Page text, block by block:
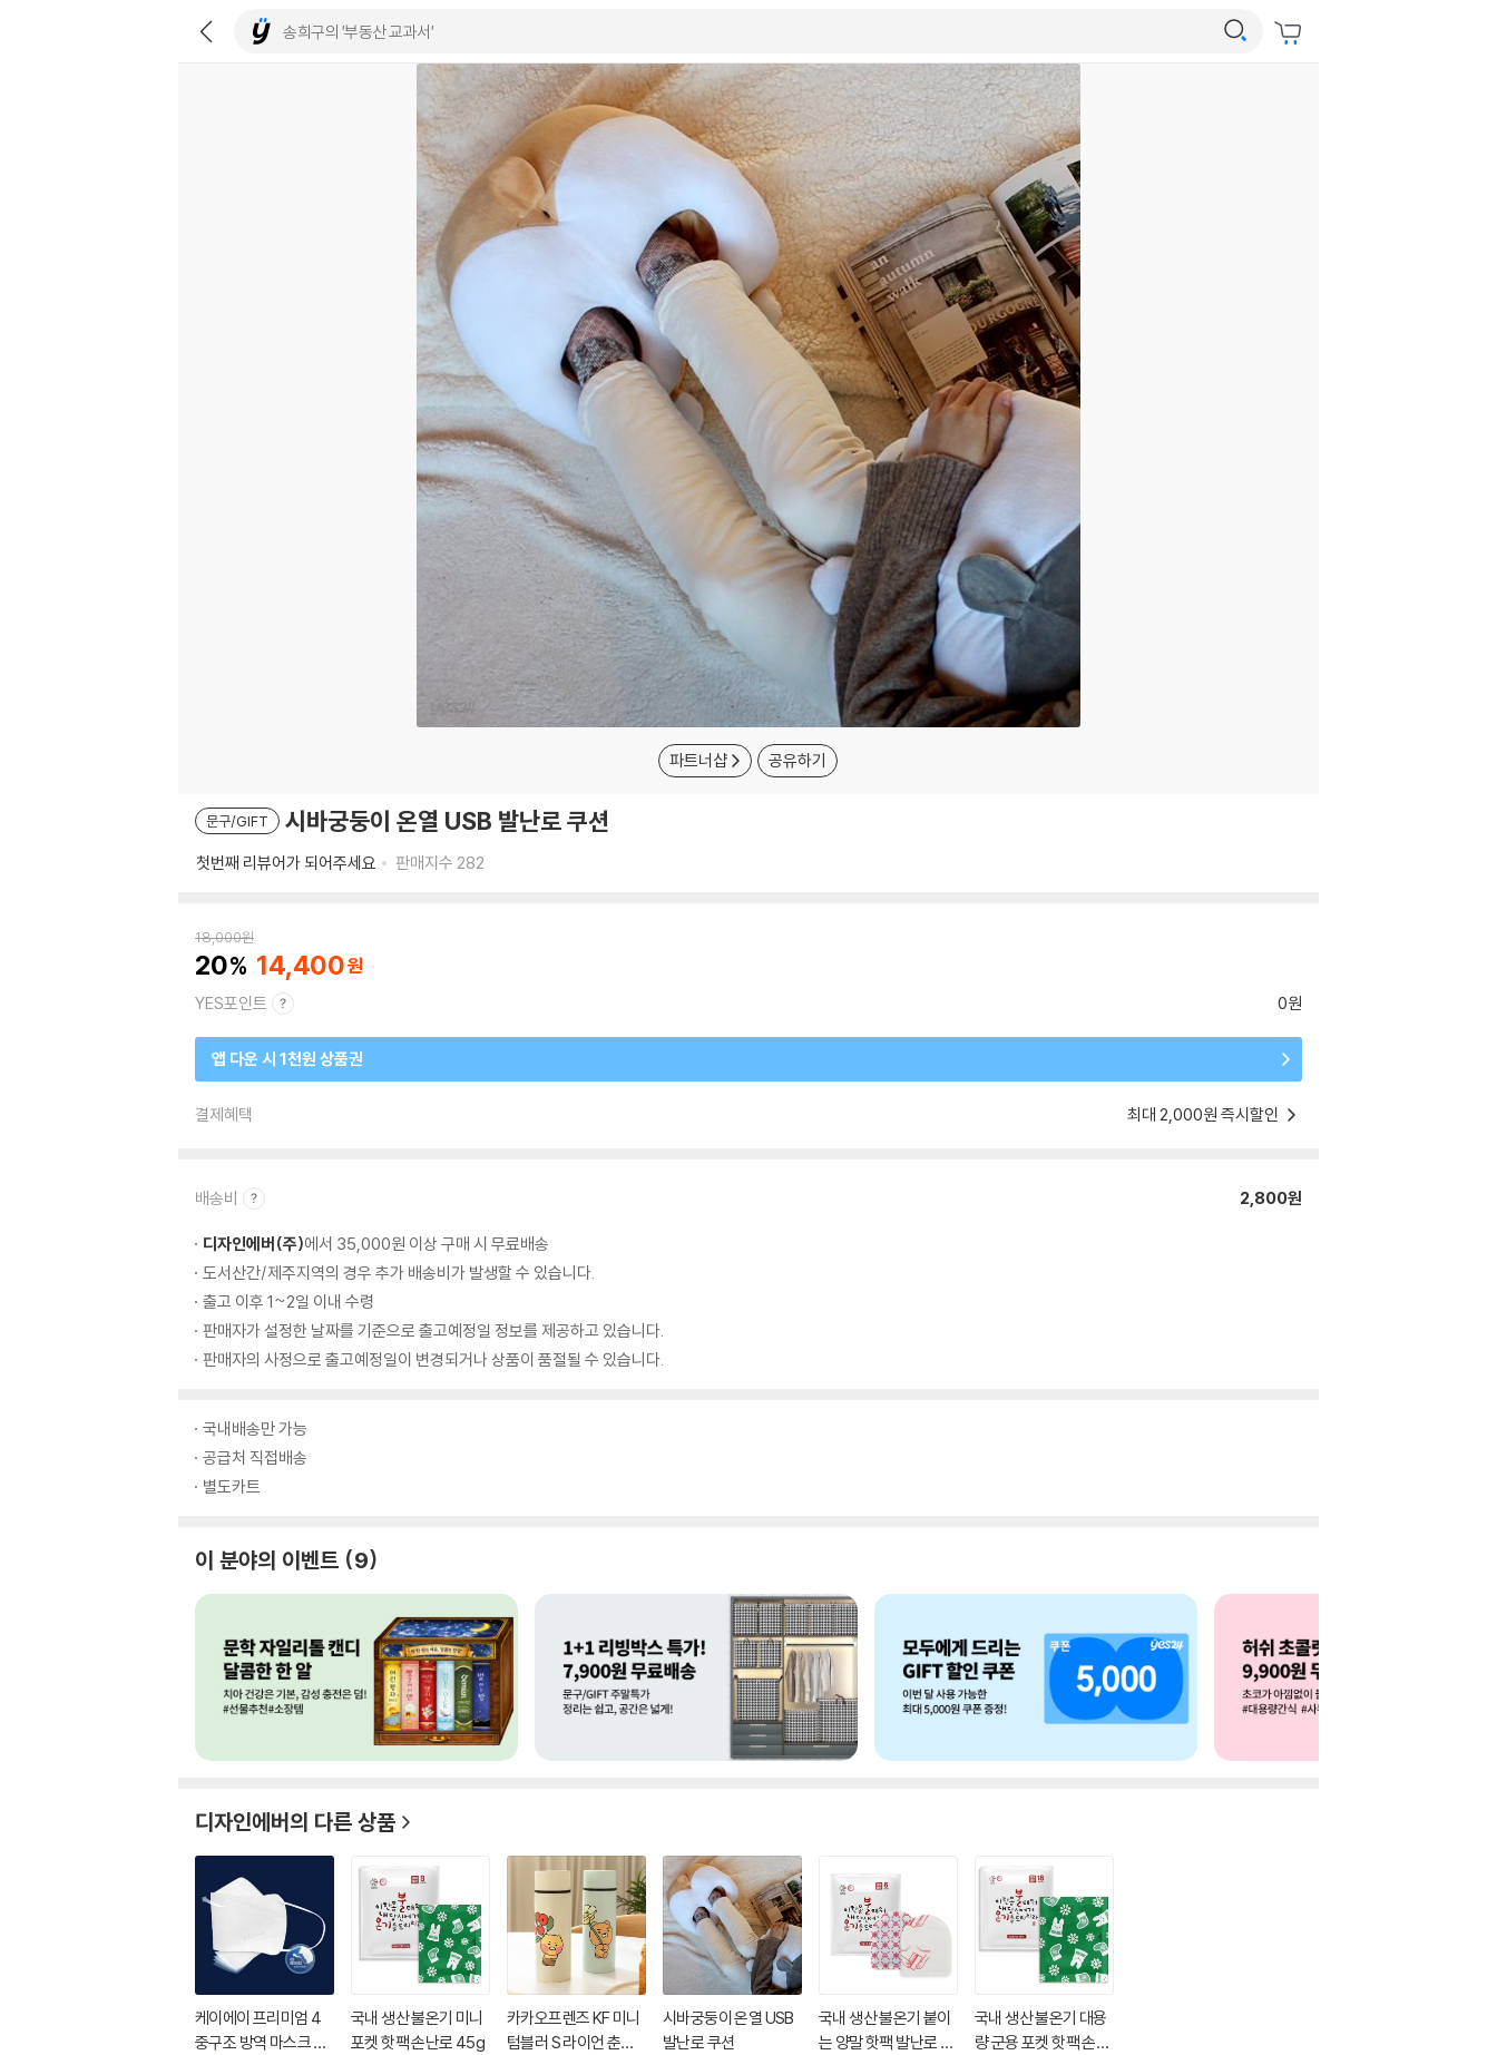
파트너샵 공유하기
문구/GIFT 시바궁둥이 온열 USB 발난로 쿠션
첫번째 리뷰어가 되어주세요 판매지수 282
18,000원
20 14,400
YES포인트 0원
앱 다운 시 1천원 상품권
결제혜택 최대 2,000원 즉시할인
배송비 2,800원
디자인에버(주)에서 35,000원 이상 구매 시 무료배송
도서산간/제주지역의 경우 추가 배송비가 발생할 수 있습니다.
출고 이후 1~2일 이내 수령
판매자가 설정한 날짜를 기준으로 출고예정일 정보를 제공하고 있습니다.
판매자의 사정으로 출고예정일이 변경되거나 상품이 품절될 수 있습니다.
국내배송만 가능
공급처 직접배송
별도카트
이 분야의 이벤트 9
디자인에버의 다른 상품
케이에이 프리미엄 4
중구조 방역 마스크 KF
국내 생산 불온기 미니
포켓 핫팩 손난로 45g
카카오프렌즈 KF 미니
텀블러 S 라이언 춘식
시바궁둥이 온열 USB
발난로 쿠션
국내 생산 불온기 붙이
는 양말 핫팩 발난로 발
국내 생산 불온기 대용
량 군용 포켓 핫팩 손난